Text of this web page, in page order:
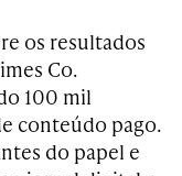
os resultados
Co.
100 mil
conteúdo pago.
do papel e